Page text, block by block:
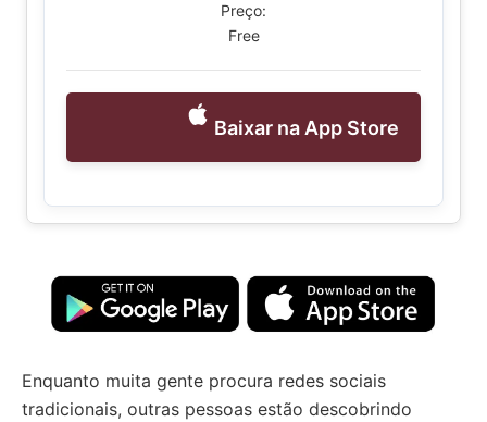
Preço:
Free
Baixar na App Store
Enquanto muita gente procura redes sociais
tradicionais, outras pessoas estão descobrindo